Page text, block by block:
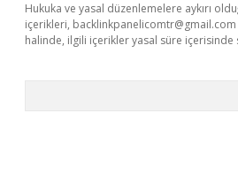
Hukuka ve yasal düzenlemelere aykırı
içerikleri, backlinkpanelicomtr@gmail.com
halinde, ilgili içerikler yasal süre içerisinde